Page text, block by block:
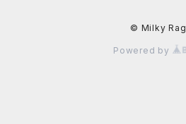
© Milky Rag
Powered by